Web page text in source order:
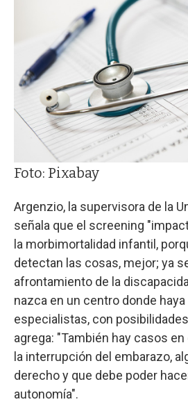
Foto: Pixabay
Argenzio, la supervisora de la
señala que el screening
la morbimortalidad infantil,
detectan las cosas, mejor; ya
afrontamiento de la
nazca en un centro donde haya
especialistas, con
agrega: "También hay casos
la interrupción del embarazo,
derecho y que debe poder
autonomía".